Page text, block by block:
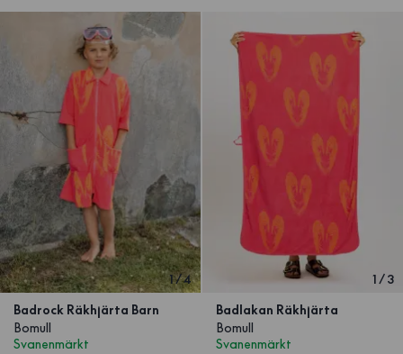
1/4
Badrock Räkhjärta Barn
Bomull
Svanenmärkt
1/3
Badlakan Räkhjärta
Bomull
Svanenmärkt